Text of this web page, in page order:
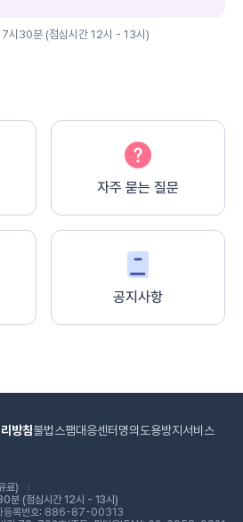
시30분 (점심시간 12시 - 13시)
자주 묻는 질문
공지사항
방침불법스팸대응센터 명의도용방지서비스
료)
분 (점심시간 12시 - 13시)
등록번호: 886-87-00313